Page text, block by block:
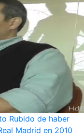
Rubido de haber
Madrid en 2010